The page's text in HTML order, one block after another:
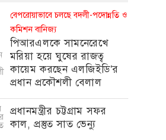
বেপরোয়াভাবে চলছে বদলী-পদোন্নতি ও
কমিশন বানিজ্য
পিআরএলকে সামনেরেখে
মরিয়া হয়ে ঘুষের রাজত্ব
কায়েম করছেন এলজিইডি’র
প্রধান প্রকৌশলী বেলাল
প্রধানমন্ত্রীর চট্টগ্রাম সফর
কাল, প্রস্তুত সাত ভেন্যু